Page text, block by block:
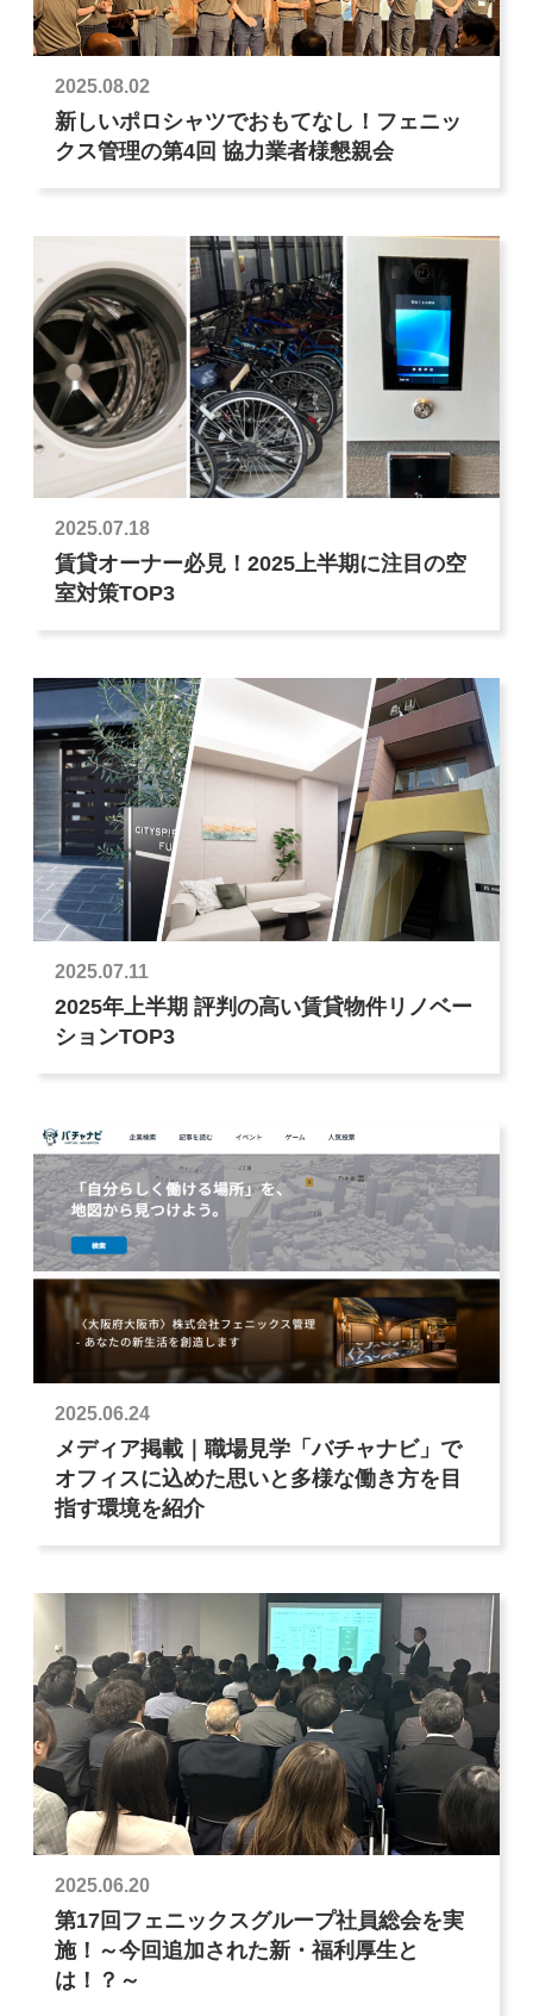
2025.08.02
新しいポロシャツでおもてなし！フェニッ
クス管理の第4回 協力業者様懇親会
2025.07.18
賃貸オーナー必見！2025上半期に注目の空
室対策TOP3
2025.07.11
2025年上半期 評判の高い賃貸物件リノベー
ションTOP3
2025.06.24
メディア掲載｜職場見学「バチャナビ」で
オフィスに込めた思いと多様な働き方を目
指す環境を紹介
2025.06.20
第17回フェニックスグループ社員総会を実
施！～今回追加された新・福利厚生と
は！？～